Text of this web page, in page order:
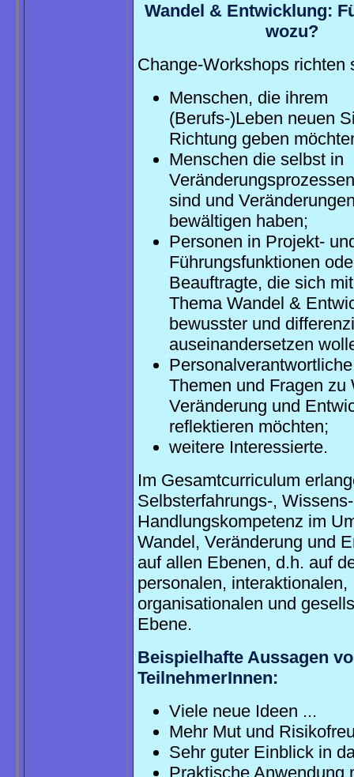
Wandel & Entwicklung:
wozu?
Change-Workshops richten
Menschen, die ihrem
(Berufs-)Leben neuen
Richtung geben
Menschen die selbst in
sind und
bewältigen haben;
Personen in Projekt-
Führungsfunktionen
Beauftragte, die sich
Thema Wandel &
bewusster und
auseinandersetzen
Themen und Fragen zu
Veränderung und
reflektieren möchten;
weitere Interessierte.
Im Gesamtcurriculum
Selbsterfahrungs-,
Handlungskompetenz im
Wandel, Veränderung und
auf allen Ebenen, d.h. auf
personalen, interaktionalen,
organisationalen und
Ebene.
Beispielhafte Aussagen
TeilnehmerInnen:
Viele neue Ideen ...
Mehr Mut und
Sehr guter Einblick in
Praktische Anwendung